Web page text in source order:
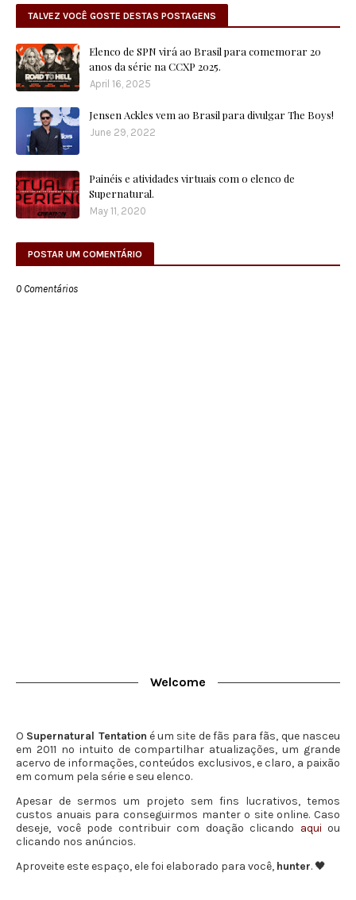
TALVEZ VOCÊ GOSTE DESTAS POSTAGENS
Elenco de SPN virá ao Brasil para comemorar 20
anos da série na CCXP 2025.
April 16, 2025
Jensen Ackles vem ao Brasil para divulgar The Boys!
June 29, 2022
Painéis e atividades virtuais com o elenco de
Supernatural.
May 11, 2020
POSTAR UM COMENTÁRIO
0 Comentários
Welcome
O Supernatural Tentation é um site de fãs para fãs, que nasceu
em 2011 no intuito de compartilhar atualizações, um grande
acervo de informações, conteúdos exclusivos, e claro, a paixão
em comum pela série e seu elenco.
Apesar de sermos um projeto sem fins lucrativos, temos
custos anuais para conseguirmos manter o site online. Caso
deseje, você pode contribuir com doação clicando aqui ou
clicando nos anúncios.
Aproveite este espaço, ele foi elaborado para você, hunter. 🖤